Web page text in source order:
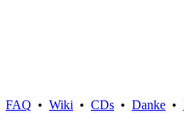
FAQ • Wiki • CDs • Danke •